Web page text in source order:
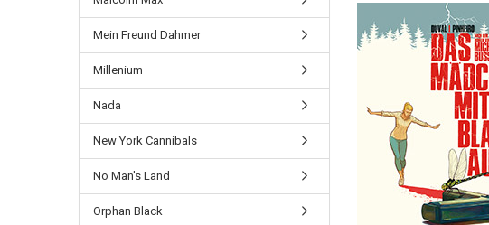
Mein Freund Dahmer
Millenium
Nada
New York Cannibals
No Man's Land
Orphan Black